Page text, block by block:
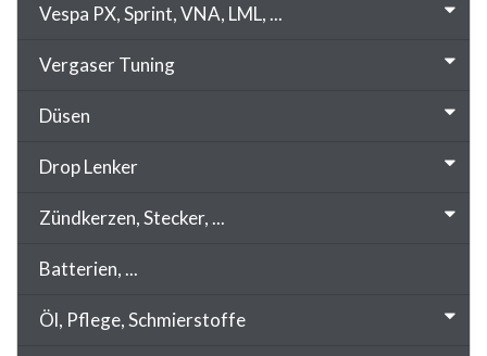
Vespa PX, Sprint, VNA, LML, ...
Vergaser Tuning
Düsen
Drop Lenker
Zündkerzen, Stecker, ...
Batterien, ...
Öl, Pflege, Schmierstoffe